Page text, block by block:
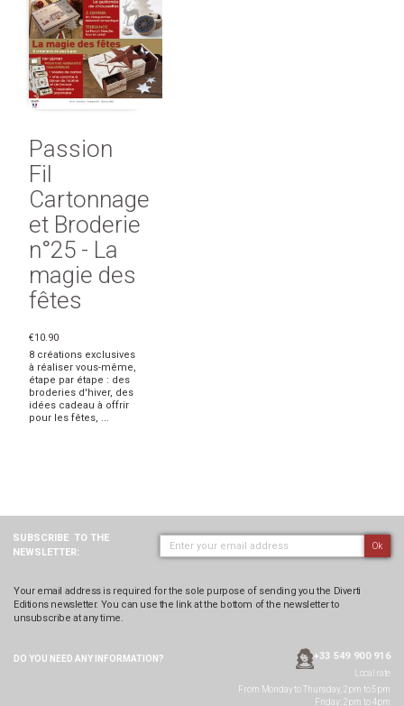
Passion
Fil
Cartonnage
et Broderie
n°25 - La
magie des
fêtes
€10.90
8 créations exclusives
à réaliser vous-même,
étape par étape : des
broderies d'hiver, des
idées cadeau à offrir
pour les fêtes, ...
SUBSCRIBE TO THE
NEWSLETTER:
Ok
Your email address is required for the sole purpose of sending you the Diverti
Editions newsletter. You can use the link at the bottom of the newsletter to
unsubscribe at any time.
DO YOU NEED ANY INFORMATION? +33 549 900 916
Local rate
From Monday to Thursday, 2pm to 5pm
Friday: 2pm to 4pm